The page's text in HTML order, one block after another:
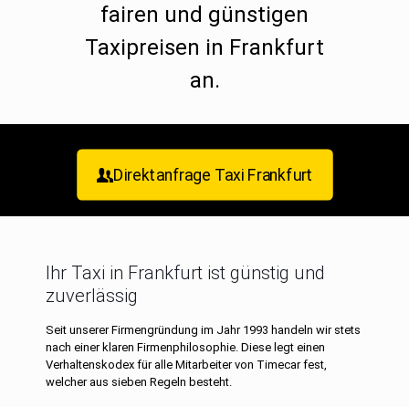
fairen und günstigen
Taxipreisen in Frankfurt
an.
Direktanfrage Taxi Frankfurt
Ihr Taxi in Frankfurt ist günstig und
zuverlässig
Seit unserer Firmengründung im Jahr 1993 handeln wir stets
nach einer klaren Firmenphilosophie. Diese legt einen
Verhaltenskodex für alle Mitarbeiter von Timecar fest,
welcher aus sieben Regeln besteht.